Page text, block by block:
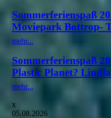
Sommerferienspaß
Moviepark Bottrop-
mehr...
Sommerferienspaß
Plastic Planet?
mehr...
x
05.08.2026